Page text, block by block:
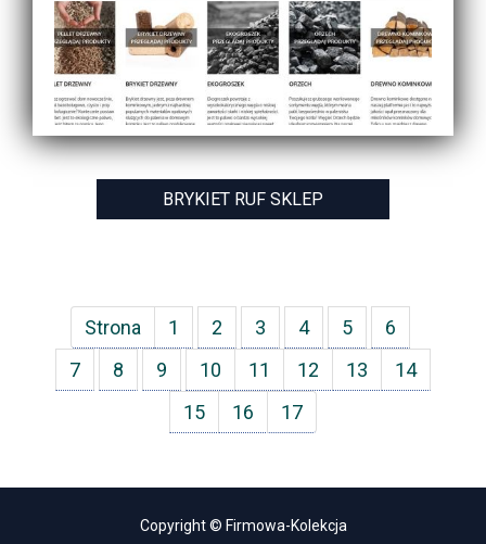
BRYKIET RUF SKLEP
Strona 1 2 3 4 5
6
7
8 9 10 11 12 13
14
15
16 17
Copyright © Firmowa-Kolekcja